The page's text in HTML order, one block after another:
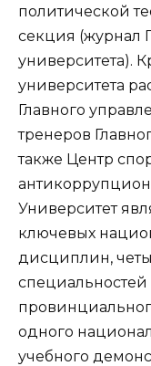
политической
секция (журнал
университета).
университета
Главного
тренеров
также Центр
Университет
ключевых
дисциплин,
одного
учебного